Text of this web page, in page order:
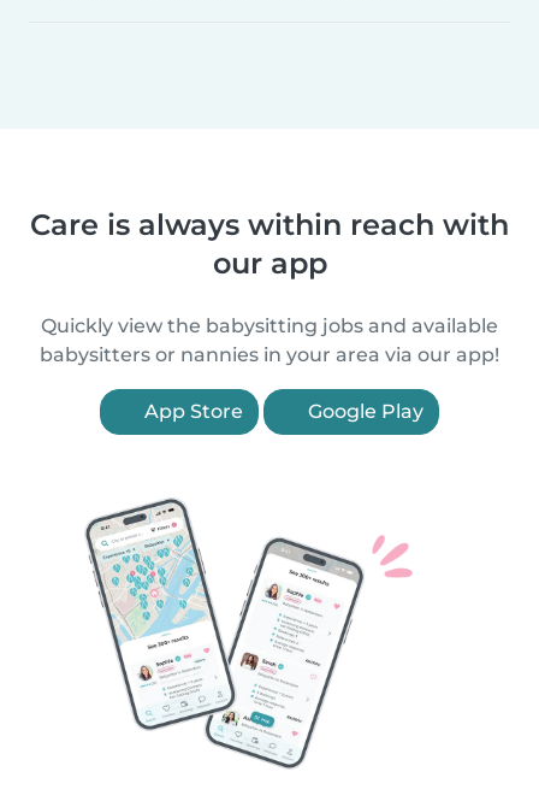
Care is always within reach with
our app
Quickly view the babysitting jobs and available
babysitters or nannies in your area via our app!
App Store Google Play